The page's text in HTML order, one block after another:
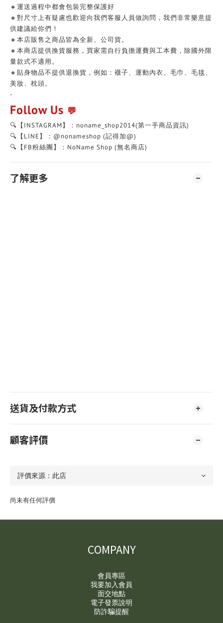
🔸運送過程中都會包裝完整保護好
🔸對尺寸上有疑慮也歡迎向我們客服人員做詢問，我們非常樂意提
供建議給你們！
🔸本店販售之商品皆為全新、公司貨。
🔸本商店提供換貨服務，買家需自行負擔運費與工本費，除國外限
量款式不適用。
🔸貼身物品不提供退換貨，例如：襪子、運動內衣、毛巾、毛毯、
美妝、枕頭。
-
Follow Us 💬
🔍【INSTAGRAM】：noname_shop2014(第一手商品資訊)
🔍【LINE】：@nonameshop (記得加@)
🔍【FB粉絲團】：NoName Shop (無名商店)
了解更多
送貨及付款方式
顧客評價
尚未有任何評價
COMPANY
會員專區
我要加入會員
面交地點
電子發票說明
防詐騙提醒